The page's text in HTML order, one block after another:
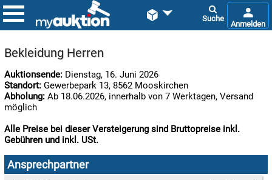
 
08.08:
1€
Bekleidung Herren
Auktionsende: Dienstag, 16. Juni 2026
Standort: Gewerbepark 13, 8562 Mooskirchen
Abholung: Ab 18.06.2026, innerhalb von 7 Werktagen, Versand
möglich
Alle Preise bei dieser Versteigerung sind Bruttopreise inkl.
Gebühren und inkl. USt.
Ansprechpartner